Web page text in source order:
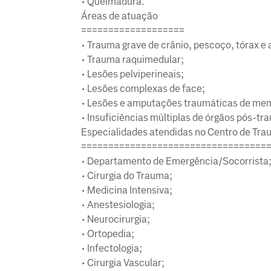
Áreas de atuação
===================
• Trauma grave de crânio, pescoço, tórax e
• Trauma raquimedular;
• Lesões pelviperineais;
• Lesões complexas de face;
• Lesões e amputações traumáticas de
• Insuficiências múltiplas de órgãos pós-
Especialidades atendidas no Centro de
• Departamento de Emergência/Socorrista;
• Cirurgia do Trauma;
• Medicina Intensiva;
• Anestesiologia;
• Neurocirurgia;
• Ortopedia;
• Infectologia;
• Cirurgia Vascular;